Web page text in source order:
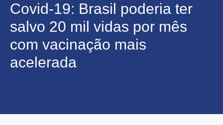
Covid-19: Brasil poderia ter
salvo 20 mil vidas por mês
com vacinação mais
acelerada